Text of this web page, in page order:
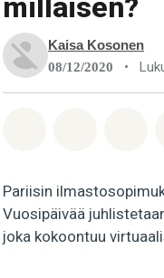
millaisen?
Kaisa Kosonen
08/12/2020 •
Pariisin
Vuosipäivää
joka kokoontuu